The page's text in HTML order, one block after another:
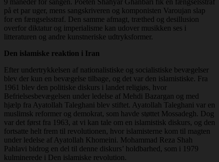
på et par uger, mens sangskriveren og komponisten Varoujan slap
for en fængselsstraf. Den samme afmagt, træthed og desillusion
overfor diktatur og imperialisme kan udover musikken ses i
litteraturen og andre kunstneriske udtryksformer.
Den islamiske reaktion i Iran
Efter undertrykkelsen af nationalistiske og socialistiske bevægelser
blev der kun en bevægelse tilbage, og det var den islamistiske. Fra
1961 blev den politiske diskurs i landet religiøs, hvor
Befrielsesbevægelsen under ledelse af Mehdi Bazargan og med
hjælp fra Ayatollah Taleghani blev stiftet. Ayatollah Taleghani var en
muslimsk reformer og demokrat, som havde støttet Mossadegh. Dog
var det først fra 1963, at vi kan tale om en islamistisk diskurs, og den
fortsatte helt frem til revolutionen, hvor islamisterne kom til magten
under ledelse af Ayatollah Khomeini. Mohammad Reza Shah
Pahlavi bidrog en del til denne diskurs’ holdbarhed, som i 1979
kulminerede i Den islamiske revolution.